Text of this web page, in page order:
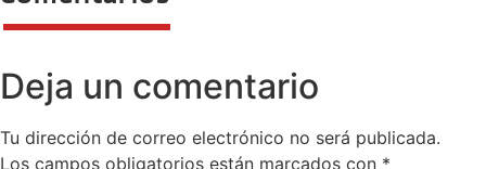
Deja un comentario
Tu dirección de correo electrónico no será publicada.
Los campos obligatorios están marcados con *